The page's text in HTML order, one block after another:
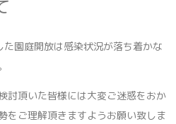
園庭開放は感染状況が落ち着かな
討頂いた皆様には大変ご迷惑をおか
をご理解頂きますようお願い致しま